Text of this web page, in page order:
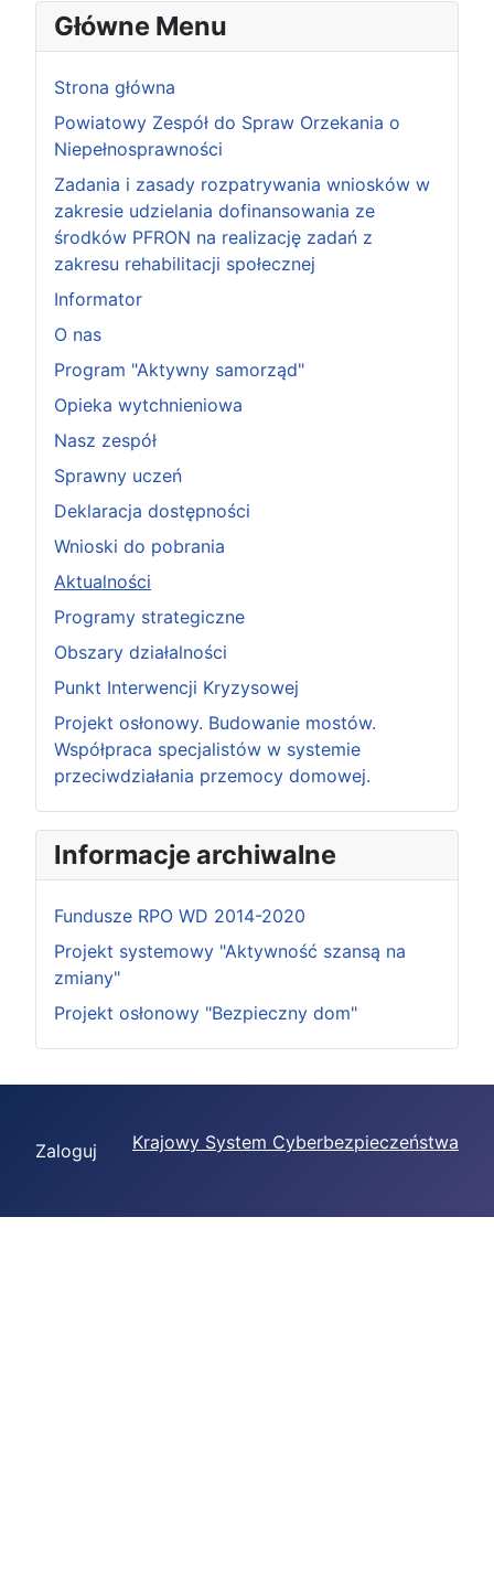
Główne Menu
Strona główna
Powiatowy Zespół do Spraw Orzekania o
Niepełnosprawności
Zadania i zasady rozpatrywania wniosków w
zakresie udzielania dofinansowania ze
środków PFRON na realizację zadań z
zakresu rehabilitacji społecznej
Informator
O nas
Program "Aktywny samorząd"
Opieka wytchnieniowa
Nasz zespół
Sprawny uczeń
Deklaracja dostępności
Wnioski do pobrania
Aktualności
Programy strategiczne
Obszary działalności
Punkt Interwencji Kryzysowej
Projekt osłonowy. Budowanie mostów.
Współpraca specjalistów w systemie
przeciwdziałania przemocy domowej.
Informacje archiwalne
Fundusze RPO WD 2014-2020
Projekt systemowy "Aktywność szansą na
zmiany"
Projekt osłonowy "Bezpieczny dom"
Zaloguj Krajowy System Cyberbezpieczeństwa